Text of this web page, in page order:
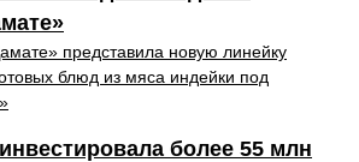
представила новую линейку
блюд из мяса индейки под
более 55 млн